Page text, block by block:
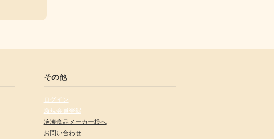
その他
ログイン
新規会員登録
冷凍食品メーカー様へ
お問い合わせ